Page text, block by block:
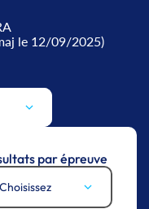
le 12/09/2025)
par épreuve
Choisissez